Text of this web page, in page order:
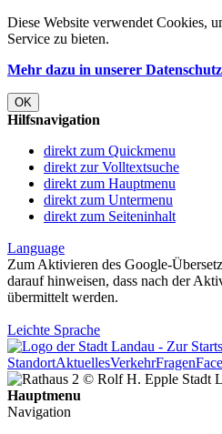
Diese Website verwendet Cookies,
Service zu bieten.
Mehr dazu in unserer
OK
Hilfsnavigation
direkt zum Quickmenu
direkt zur Volltextsuche
direkt zum Hauptmenu
direkt zum Untermenu
direkt zum Seiteninhalt
Language
Zum Aktivieren des Google-
darauf hinweisen, dass nach der
übermittelt werden.
Leichte Sprache
StandortAktuellesVerkehrFragen
Hauptmenu
Navigation